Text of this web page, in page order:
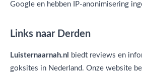
Google en hebben IP-anonimisering
Links naar Derden
Luisternaarnah.nl
biedt reviews en
goksites in Nederland. Onze website